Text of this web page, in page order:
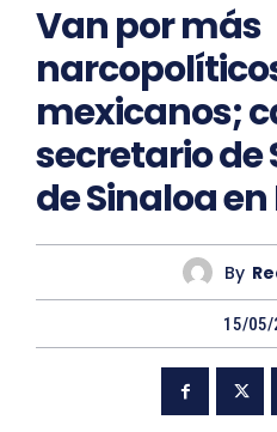
Van por más
mexicanos;
secretario de
de Sinaloa en
By
15/05/